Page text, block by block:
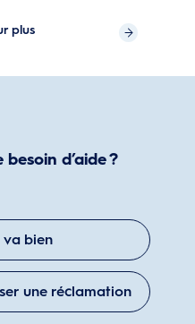
plus
d’aide ?
bien
une réclamation